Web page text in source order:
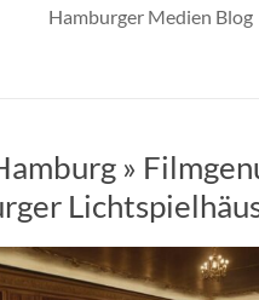
Hamburger Medien Blog
»